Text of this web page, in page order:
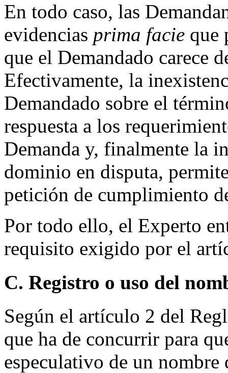
En todo caso, las
evidencias prima facie que
que el Demandado carece
Efectivamente, la
Demandado sobre el
respuesta a los
Demanda y, finalmente la
dominio en disputa,
petición de cumplimiento
Por todo ello, el Experto
requisito exigido por el
C. Registro o uso del
Según el artículo 2 del
que ha de concurrir para
especulativo de un